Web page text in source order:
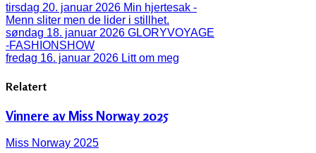
tirsdag 20. januar 2026 Min hjertesak -
Menn sliter men de lider i stillhet.
søndag 18. januar 2026 GLORYVOYAGE
-FASHIONSHOW
fredag 16. januar 2026 Litt om meg
Relatert
Vinnere av Miss Norway 2025
Miss Norway 2025